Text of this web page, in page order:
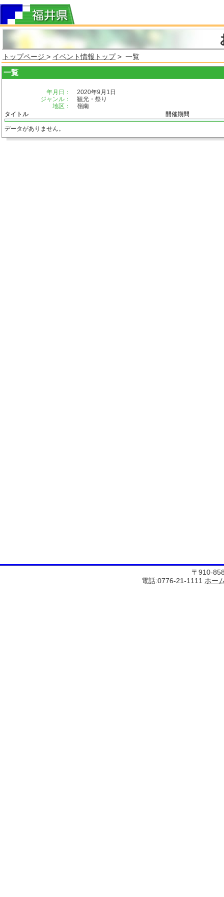
トップページ > イベント情報トップ> 一覧
一覧
年月日：
2020年9月1日
ジャンル：
観光・祭り
地区：
嶺南
タイトル
開催期間
データがありません。
〒910-
電話:0776-21-1111 ホー